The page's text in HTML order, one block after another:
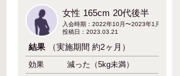
女性 165cm 20代後半
入会時期：2022年10月〜2023年1月頃
投稿日：2023.03.21
結果 （実施期間 約2ヶ月）
効果
減った（5kg未満）